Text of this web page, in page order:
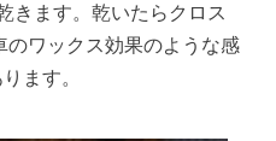
きます。乾いたらクロス
のワックス効果のような感
ます。